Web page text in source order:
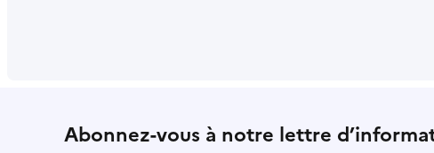
Abonnez-vous à notre lettre